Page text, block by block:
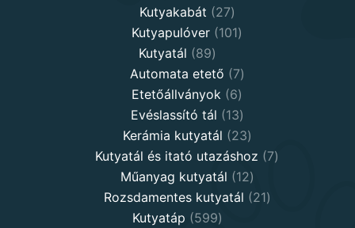
products
Kutyakabát 2727
products
Kutyapulóver 101101
Kutyatál 8989
products
Automata etető 77
products
Etetőállványok 66
products
Evéslassító tál 1313
products
Kerámia kutyatál 2323
products
Kutyatál és itató utazáshoz 77
Műanyag kutyatál 1212
products
Rozsdamentes kutyatál 2121
Kutyatáp 599599